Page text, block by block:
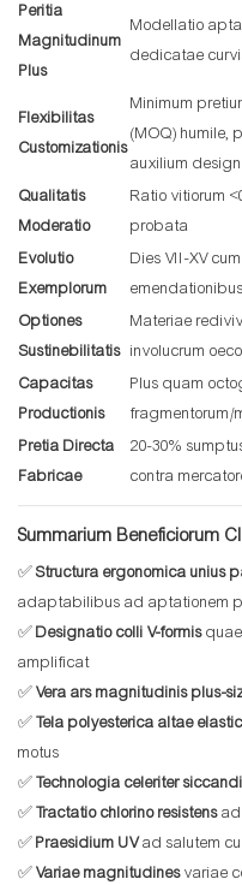
Peritia
Magnitudinum
Plus
Modellatio
dedicatae
Flexibilitas
Customizationis
Minimum
(MOQ) humile,
auxilium
Qualitatis
Moderatio
Ratio vitiorum
probata
Evolutio
Exemplorum
Dies VII-XV cum
emendationibus
Optiones
Sustinebilitatis
Materiae
involucrum
Capacitas
Productionis
Plus quam
fragmentorum/
Pretia Directa
Fabricae
20-30%
contra
Summarium Beneficiorum
✅Structura ergonomica unius
adaptabilibus ad aptationem
✅Designatio colli V-formis
amplificat
✅Vera ars magnitudinis plus-
✅Tela polyesterica altae
motus
✅Technologia celeriter siccandi
✅Tractatio chlorino resistens
✅Praesidium UVad salutem
✅Variae magnitudinesvariae